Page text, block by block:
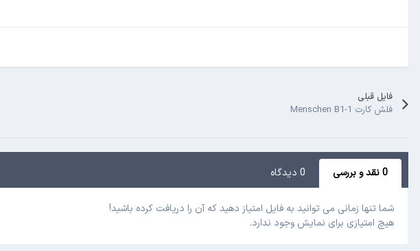
فایل قبلی
فلش کارت Menschen B1-1
0 نقد و بررسی 0 دیدگاه
شما تنها زمانی می توانید به فایل امتیاز دهید که آن را دریافت کرده باشید!
هیچ امتیازی برای نمایش وجود ندارد.